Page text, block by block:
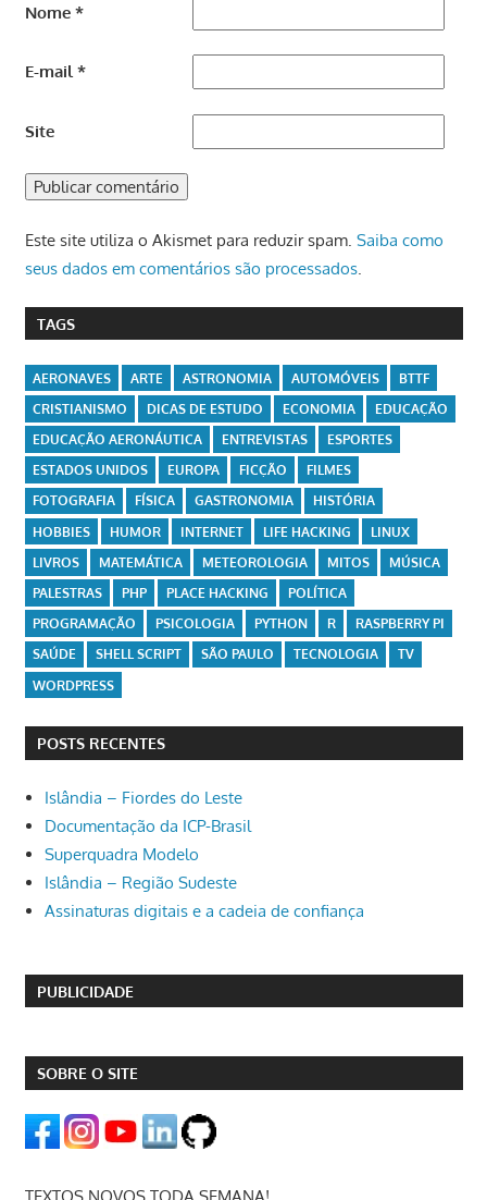
Nome *
E-mail*
Site
Este site utiliza o Akismet para reduzir spam. Saiba como
seus dados em comentários são processados.
TAGS
AERONAVES ARTE ASTRONOMIA AUTOMÓVEIS
BTTF
CRISTIANISMO
DICAS DE ESTUDO ECONOMIA
EDUCAÇÃO
EDUCAÇÃO AERONÁUTICA
ENTREVISTAS
ESPORTES
ESTADOS UNIDOS
EUROPA FICÇÃO
FILMES
FOTOGRAFIA
FÍSICA GASTRONOMIA
HISTÓRIA
HOBBIES
HUMOR INTERNET LIFE HACKING
LINUX
LIVROS
MATEMÁTICA METEOROLOGIA MITOS
MÚSICA
PALESTRAS
PHP PLACE HACKING
POLÍTICA
PROGRAMAÇÃO
PSICOLOGIA PYTHON R
RASPBERRY PI
SAÚDE
SHELL SCRIPT SÃO PAULO TECNOLOGIA
TV
WORDPRESS
POSTS RECENTES
Islândia – Fiordes do Leste
Documentação da ICP-Brasil
Superquadra Modelo
Islândia – Região Sudeste
Assinaturas digitais e a cadeia de confiança
PUBLICIDADE
SOBRE O SITE
TEXTOS NOVOS TODA SEMANA!